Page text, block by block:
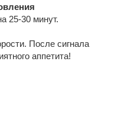
25-30 минут.
После сигнала
аппетита!